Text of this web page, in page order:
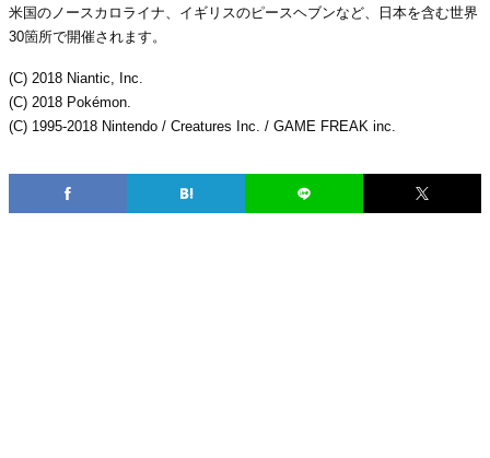
米国のノースカロライナ、イギリスのピースヘブンなど、日本を含む世界
30箇所で開催されます。
(C) 2018 Niantic, Inc.
(C) 2018 Pokémon.
(C) 1995-2018 Nintendo / Creatures Inc. / GAME FREAK inc.